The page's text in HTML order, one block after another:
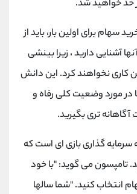
خواهید شد.
سهام برای اولین بار، باید از
آشنایی دارید ، زیرا بینشی
کاری نخواهند کرد. این دانش
در مورد وضعیت کلی رفاه و
تری بگیرید.
سرمایه گذاری بازی ای است که
تامپسون می گوید: "با خود
انتخاب کنید. "شما سالها